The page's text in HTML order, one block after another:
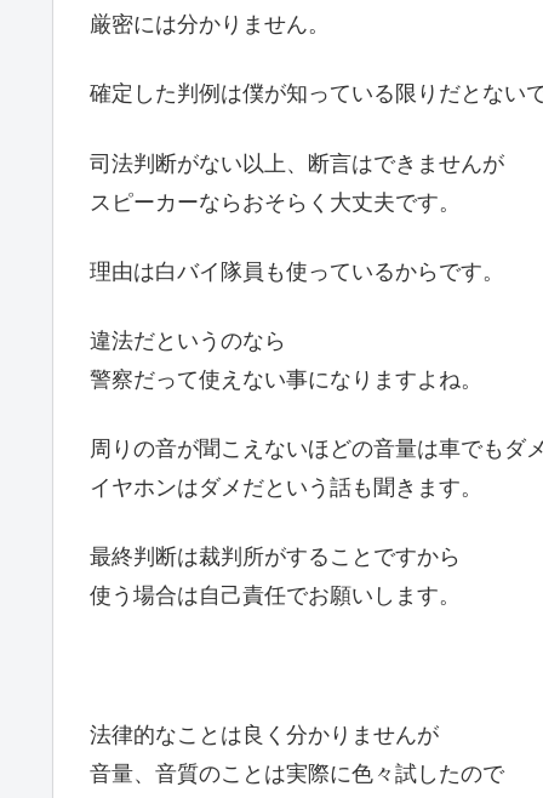
厳密には分かりません。
確定した判例は僕が知っている限りだとないで
司法判断がない以上、断言はできませんが
スピーカーならおそらく大丈夫です。
理由は白バイ隊員も使っているからです。
違法だというのなら
警察だって使えない事になりますよね。
周りの音が聞こえないほどの音量は車でもダ
イヤホンはダメだという話も聞きます。
最終判断は裁判所がすることですから
使う場合は自己責任でお願いします。
法律的なことは良く分かりませんが
音量、音質のことは実際に色々試したので